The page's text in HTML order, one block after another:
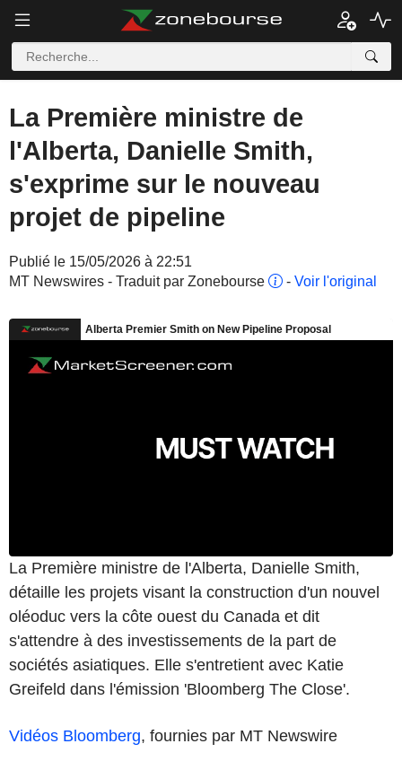
La Première ministre de
l'Alberta, Danielle Smith,
s'exprime sur le nouveau
projet de pipeline
Publié le 15/05/2026 à 22:51
MT Newswires - Traduit par Zonebourse
- Voir l'original
La Première ministre de l'Alberta, Danielle Smith,
détaille les projets visant la construction d'un nouvel
oléoduc vers la côte ouest du Canada et dit
s'attendre à des investissements de la part de
sociétés asiatiques. Elle s'entretient avec Katie
Greifeld dans l'émission 'Bloomberg The Close'.
Vidéos Bloomberg, fournies par MT Newswire